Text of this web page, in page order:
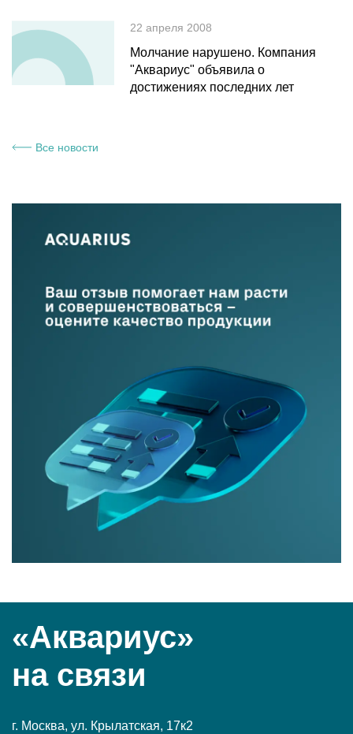
22 апреля 2008
Молчание нарушено. Компания
"Аквариус" объявила о
достижениях последних лет
Все новости
«Аквариус»
на связи
г. Москва, ул. Крылатская, 17к2